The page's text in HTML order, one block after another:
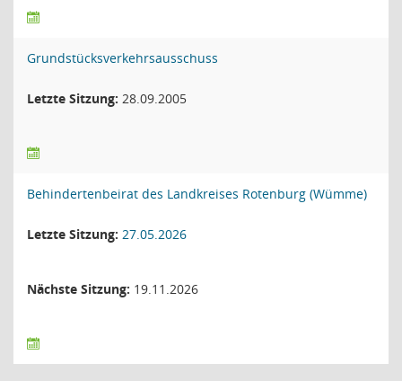
Grundstücksverkehrsausschuss
Letzte Sitzung: 28.09.2005
Behindertenbeirat des Landkreises Rotenburg (Wümme)
Letzte Sitzung: 27.05.2026
Nächste Sitzung: 19.11.2026